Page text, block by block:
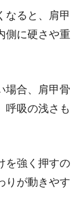
なると、肩甲
側に硬さや重
場合、肩甲骨
呼吸の浅さも
を強く押すの
りが動きやす